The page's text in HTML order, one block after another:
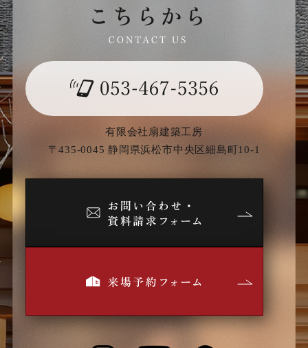
有限会社扇建築工房
〒435-0045 静岡県浜松市中央区細島町10-1